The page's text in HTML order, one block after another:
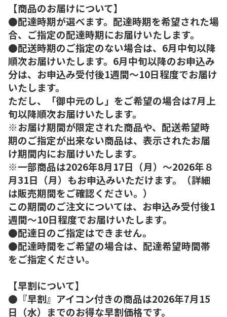
【商品のお届けについて】
●配達時期が選べます。配達時期を希望された場
合、ご指定の配達時期にお届けいたします。
●配送時期のご指定のない場合は、6月中旬以降
順次お届けいたします。6月中旬以降のお申込み
分は、お申込み受付後1週間～10日程度でお届け
いたします。
ただし、「御中元のし」をご希望の場合は7月上
旬以降順次お届けいたします。
※お届け期間が限定された商品や、配送希望時
期のご指定が出来ない商品は、表示されたお届
け期間内にお届けいたします。
※一部商品は2026年8月17日（月）～2026年８
月31日（月）もお申込みいただけます。（詳細
は販売期間をご確認ください。）
この期間のご注文については、お申込み受付後1
週間～10日程度でお届けいたします。
●配達日のご指定はできません。
●配達時間をご希望の場合は、配達希望時間帯
をご指定ください。
【早割について】
●『早割』アイコン付きの商品は2026年7月15
日（水）までのお得な早割価格です。